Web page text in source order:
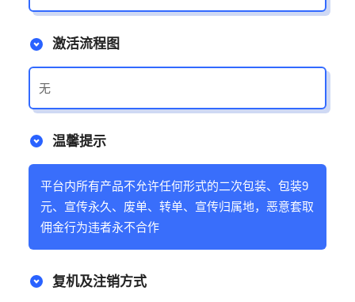
激活流程图
无
温馨提示
平台内所有产品不允许任何形式的二次包装、包装9
元、宣传永久、废单、转单、宣传归属地，恶意套取
佣金行为违者永不合作
复机及注销方式